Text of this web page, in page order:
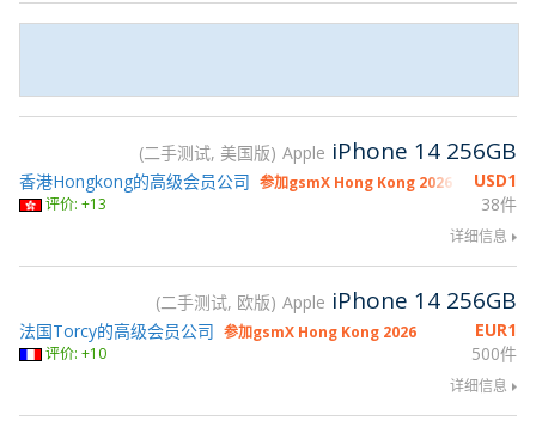
二手测试, 美国版 Apple iPhone 14 256GB
USD1
38件
香港Hongkong的高级会员公司 参加gsmX Hong Kong 2026
评价: +13
详细信息
二手测试, 欧版 Apple iPhone 14 256GB
EUR1
500件
法国Torcy的高级会员公司 参加gsmX Hong Kong 2026
评价: +10
详细信息